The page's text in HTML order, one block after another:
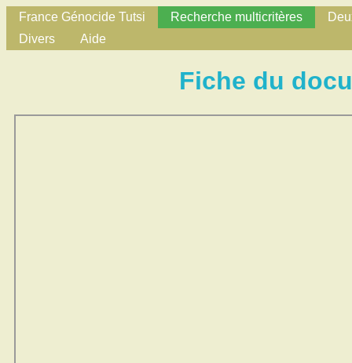
France Génocide Tutsi Recherche multicritères
Divers
Aide
Fiche du